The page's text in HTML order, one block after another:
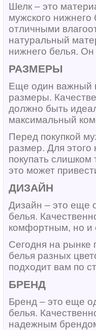
Шелк – это
мужского
отличными
натуральный
нижнего белья.
РАЗМЕРЫ
Еще один важный
размеры.
должно быть
максимальный
Перед покупкой
размер. Для
покупать
это может
ДИЗАЙН
Дизайн – это еще
белья.
комфортным, но и
Сегодня на рынке
белья разных
подходит вам по
БРЕНД
Бренд – это еще
белья.
надежным